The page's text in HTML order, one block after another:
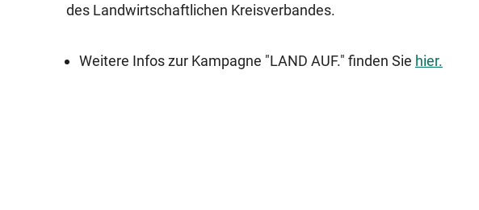
des Landwirtschaftlichen Kreisverbandes.
Weitere Infos zur Kampagne "LAND AUF." finden Sie hier.